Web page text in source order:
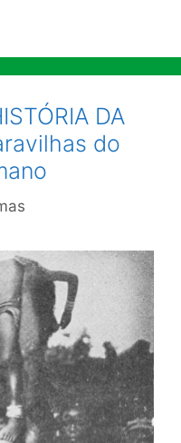
DA
do